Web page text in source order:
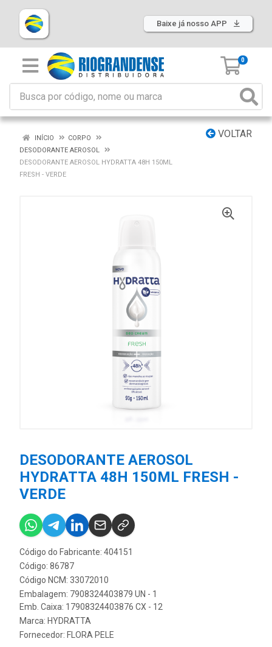
Baixe já nosso APP
0
VOLTAR
INÍCIO
CORPO
DESODORANTE AEROSOL
DESODORANTE AEROSOL HYDRATTA 48H 150ML
FRESH - VERDE
DESODORANTE AEROSOL
HYDRATTA 48H 150ML FRESH -
VERDE
Código do Fabricante: 404151
Código: 86787
Código NCM: 33072010
Embalagem: 7908324403879 UN - 1
Emb. Caixa: 17908324403876 CX - 12
Marca: HYDRATTA
Fornecedor: FLORA PELE